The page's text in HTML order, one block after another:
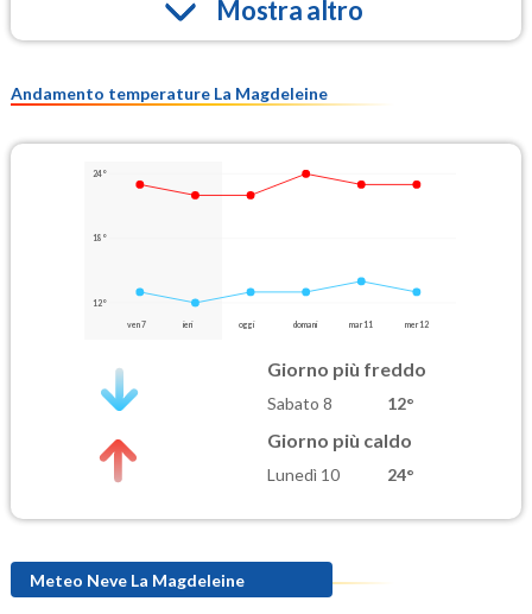
Mostra altro
Andamento temperature La Magdeleine
24°
18°
12°
ven 7 ieri oggi domani mar 11 mer 12
Giorno più freddo
Sabato 8 12°
Giorno più caldo
Lunedì 10 24°
Meteo Neve La Magdeleine